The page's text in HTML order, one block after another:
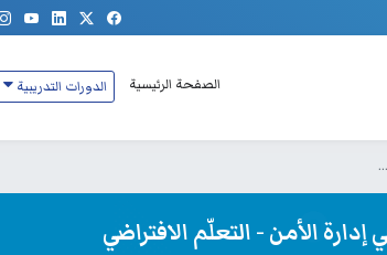
الصفحة الرئيسية الدورات التدريبية
الأمن - التعلّم الافتراضي